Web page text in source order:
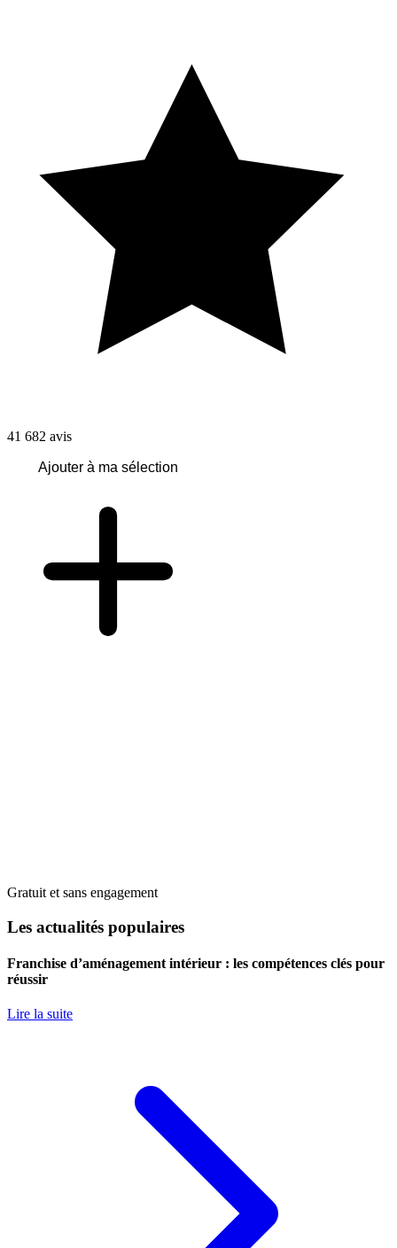
41 682 avis
Ajouter à ma sélection
Gratuit et sans engagement
Les actualités populaires
Franchise d’aménagement intérieur : les compétences clés pour
réussir
Lire la suite